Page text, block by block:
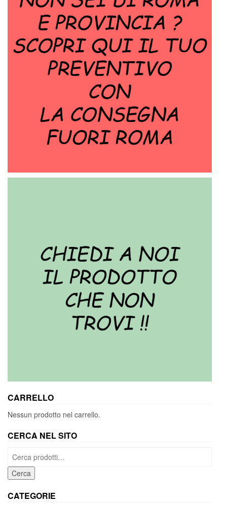
CARRELLO
Nessun prodotto nel carrello.
CERCA NEL SITO
Cerca:
Cerca
CATEGORIE